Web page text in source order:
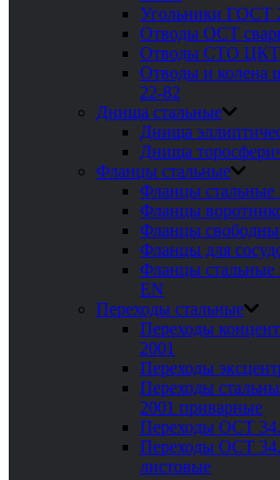
Угольники ГОСТ
Отводы ОСТ
Отводы СТО
Отводы и колена
22-82
Днища стальные
Днища
Днища
Фланцы стальные
Фланцы стальные
Фланцы
Фланцы
Фланцы для
Фланцы
EN
Переходы стальные
Переходы
2001
Переходы
Переходы
2001 приварные
Переходы ОСТ
Переходы ОСТ
листовые